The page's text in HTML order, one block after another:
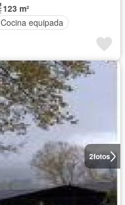
123 m²
Cocina equipada
2fotos